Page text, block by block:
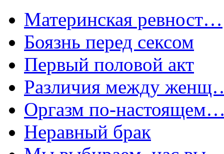
Материнская ревност…
Боязнь перед сексом
Первый половой акт
Различия между
Оргазм по-
Неравный брак